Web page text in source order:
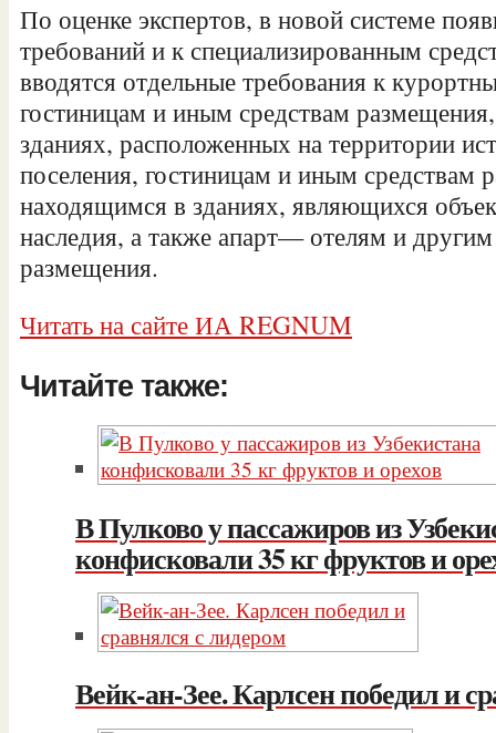
По оценке экспертов, в новой системе
требований и к специализированным
вводятся отдельные требования к
гостиницам и иным средствам
зданиях, расположенных на территории
поселения, гостиницам и иным средствам
находящимся в зданиях, являющихся
наследия, а также апарт— отелям и
размещения.
Читать на сайте ИА REGNUM
Читайте также:
В Пулково у пассажиров из
конфисковали 35 кг фруктов и
Вейк-ан-Зее. Карлсен победил и